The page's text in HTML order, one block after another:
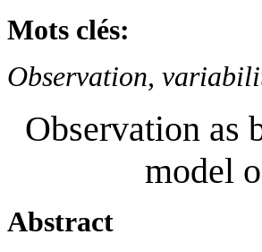
Mots clés:
Observation,
Observation as
model
Abstract